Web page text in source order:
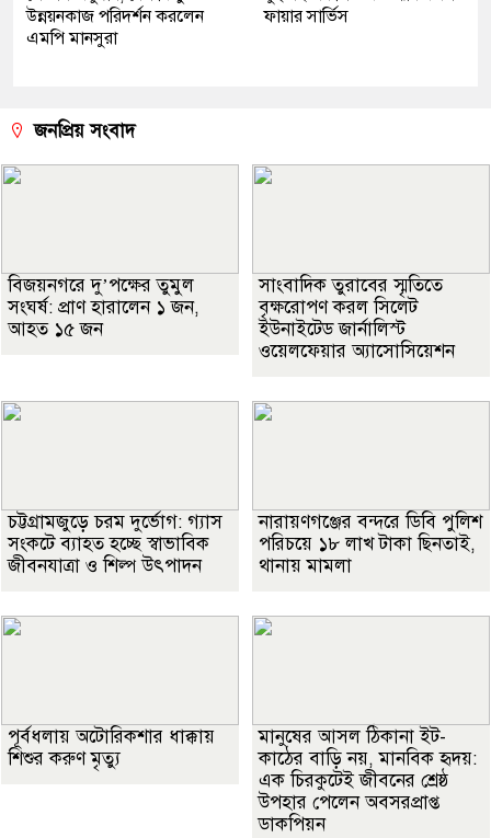
উন্নয়নকাজ পরিদর্শন করলেন
এমপি মানসুরা
ফায়ার সার্ভিস
জনপ্রিয় সংবাদ
বিজয়নগরে দু’পক্ষের তুমুল
সংঘর্ষ: প্রাণ হারালেন ১ জন,
আহত ১৫ জন
সাংবাদিক তুরাবের স্মৃতিতে
বৃক্ষরোপণ করল সিলেট
ইউনাইটেড জার্নালিস্ট
ওয়েলফেয়ার অ্যাসোসিয়েশন
চট্টগ্রামজুড়ে চরম দুর্ভোগ: গ্যাস
সংকটে ব্যাহত হচ্ছে স্বাভাবিক
জীবনযাত্রা ও শিল্প উৎপাদন
নারায়ণগঞ্জের বন্দরে ডিবি পুলিশ
পরিচয়ে ১৮ লাখ টাকা ছিনতাই,
থানায় মামলা
পূর্বধলায় অটোরিকশার ধাক্কায়
শিশুর করুণ মৃত্যু
মানুষের আসল ঠিকানা ইট-
কাঠের বাড়ি নয়, মানবিক হৃদয়:
এক চিরকুটেই জীবনের শ্রেষ্ঠ
উপহার পেলেন অবসরপ্রাপ্ত
ডাকপিয়ন